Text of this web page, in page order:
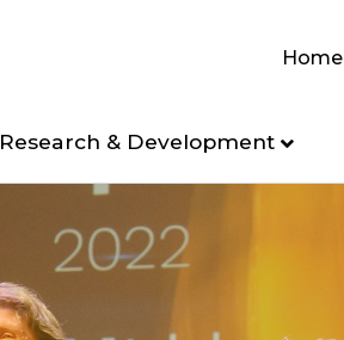
Home
Research & Development